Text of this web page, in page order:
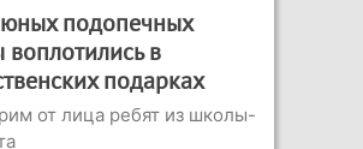
подопечных
воплотились в
подарках
от лица ребят из школы-